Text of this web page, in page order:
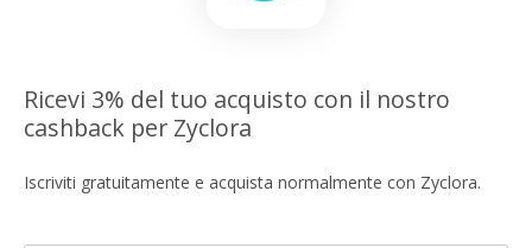
Ricevi 3% del tuo acquisto con il nostro
cashback per Zyclora
Iscriviti gratuitamente e acquista normalmente con Zyclora.